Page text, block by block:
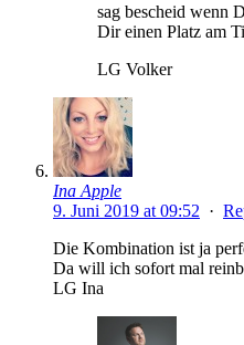
sag bescheid wenn
Dir einen Platz am
LG Volker
Ina Apple
9. Juni 2019 at 09:52 ·
Die Kombination ist ja
Da will ich sofort mal
LG Ina